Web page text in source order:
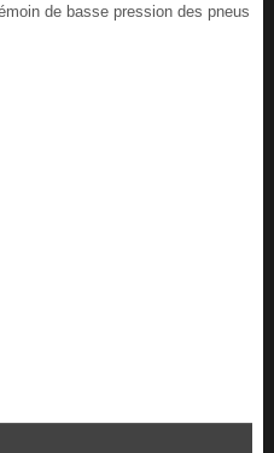
de basse pression des pneus